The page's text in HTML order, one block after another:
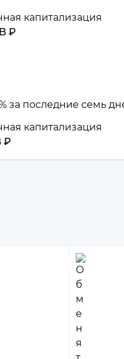
капитализация
₽
за последние семь
капитализация
₽